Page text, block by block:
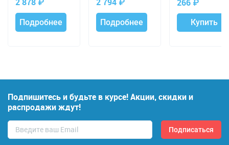
первым!
Подробнее Подробнее
266 ₽
Купить
Подпишитесь и будьте в курсе! Акции, скидки и
распродажи ждут!